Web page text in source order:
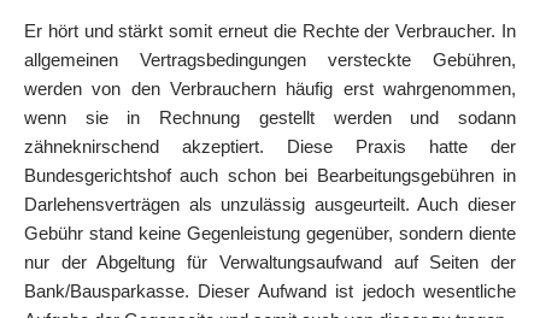
Er hört und stärkt somit erneut die Rechte der Verbraucher. In
allgemeinen Vertragsbedingungen versteckte Gebühren,
werden von den Verbrauchern häufig erst wahrgenommen,
wenn sie in Rechnung gestellt werden und sodann
zähneknirschend akzeptiert. Diese Praxis hatte der
Bundesgerichtshof auch schon bei Bearbeitungsgebühren in
Darlehensverträgen als unzulässig ausgeurteilt. Auch dieser
Gebühr stand keine Gegenleistung gegenüber, sondern diente
nur der Abgeltung für Verwaltungsaufwand auf Seiten der
Bank/Bausparkasse. Dieser Aufwand ist jedoch wesentliche